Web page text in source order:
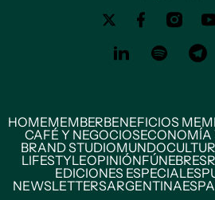
HOMEMEMBERBENEFICIOS
CAFÉ Y NEGOCIOSECONOMÍA
BRAND STUDIOMUNDO
LIFESTYLEOPINIÓNFÚNEBRES
EDICIONES ESPECIALES
NEWSLETTERSARGENTINA